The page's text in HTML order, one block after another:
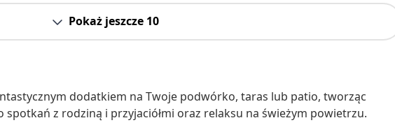
Pokaż jeszcze 10
dodatkiem na Twoje podwórko, taras lub patio, tworząc
z rodziną i przyjaciółmi oraz relaksu na świeżym powietrzu.